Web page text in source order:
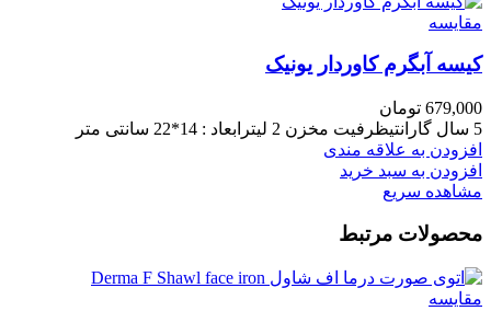
مقایسه
کیسه آبگرم کاوردار یونیک
679,000 تومان
5 سال گارانتیظرفیت مخزن 2 لیترابعاد : 14*22 سانتی متر
افزودن به علاقه مندی
افزودن به سبد خرید
مشاهده سریع
محصولات مرتبط
مقایسه